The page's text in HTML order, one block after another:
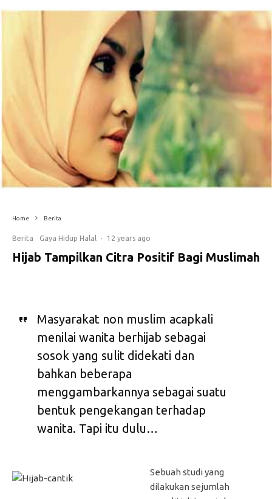
Home Berita
Berita Gaya Hidup Halal · 12 years ago
Hijab Tampilkan Citra Positif Bagi Muslimah
Masyarakat non muslim acapkali
menilai wanita berhijab sebagai
sosok yang sulit didekati dan
bahkan beberapa
menggambarkannya sebagai suatu
bentuk pengekangan terhadap
wanita. Tapi itu dulu…
Sebuah studi yang
dilakukan sejumlah